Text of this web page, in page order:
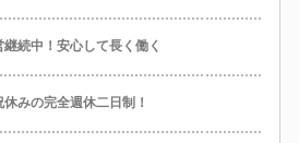
続中！安心して長く働く
みの完全週休二日制！